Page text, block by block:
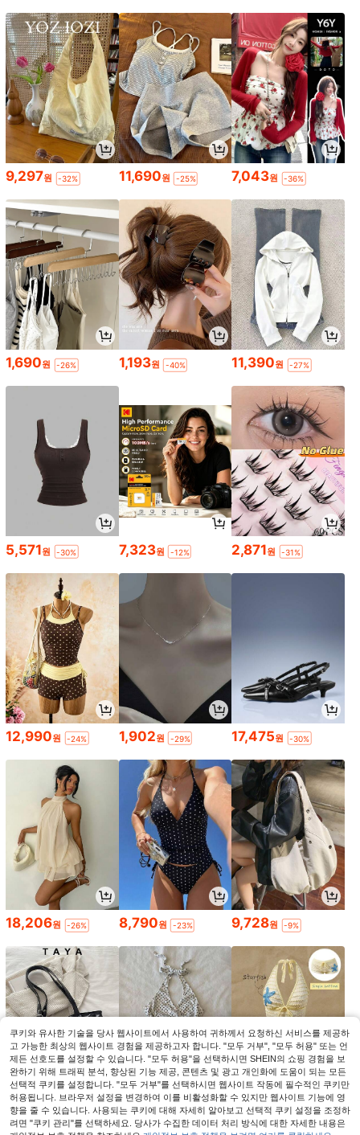
9,297원 -32% 11,690원 -25% 7,043원 -36%
1,690원 -26% 1,193원 -40% 11,390원 -27%
5,571원 -30% 7,323원 -12% 2,871원 -31%
12,990원 -24% 1,902원 -29% 17,475원 -30%
18,206원 -26% 8,790원 -23% 9,728원 -9%
6,880원 -40% 5,490원 -25% 6,790원 -24%
쿠키와 유사한 기술을 당사 웹사이트에서 사용하여 귀하께서 요청하신 서비스를 제공하
고 가능한 최상의 웹사이트 경험을 제공하고자 합니다. "모두 거부", "모두 허용" 또는 언
제든 선호도를 설정할 수 있습니다. "모두 허용"을 선택하시면 SHEIN의 쇼핑 경험을 보
완하기 위해 트래픽 분석, 향상된 기능 제공, 콘텐츠 및 광고 개인화에 도움이 되는 모든
선택적 쿠키를 설정합니다. "모두 거부"를 선택하시면 웹사이트 작동에 필수적인 쿠키만
허용됩니다. 브라우저 설정을 변경하여 이를 비활성화할 수 있지만 웹사이트 기능에 영
향을 줄 수 있습니다. 사용되는 쿠키에 대해 자세히 알아보고 선택적 쿠키 설정을 조정하
려면 "쿠키 관리"를 선택하세요. 당사가 수집한 데이터 처리 방식에 대한 자세한 내용은